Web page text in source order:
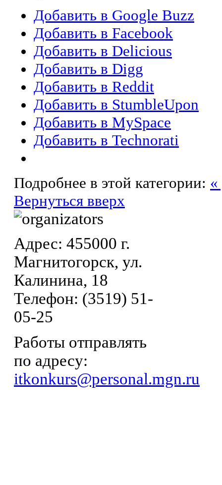
Добавить в Google Buzz
Добавить в Facebook
Добавить в Delicious
Добавить в Digg
Добавить в Reddit
Добавить в StumbleUpon
Добавить в MySpace
Добавить в Technorati
Подробнее в этой категории:
Вернуться вверх
Адрес: 455000 г.
Магнитогорск, ул.
Калинина, 18
Телефон: (3519) 51-
05-25
Работы отправлять
по адресу:
itkonkurs@personal.mgn.ru